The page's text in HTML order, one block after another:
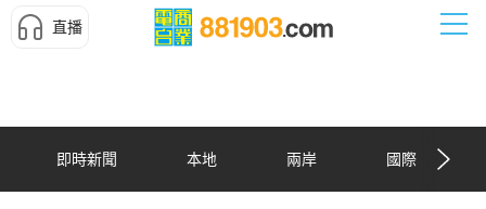
直播
即時新聞 本地 兩岸 國際